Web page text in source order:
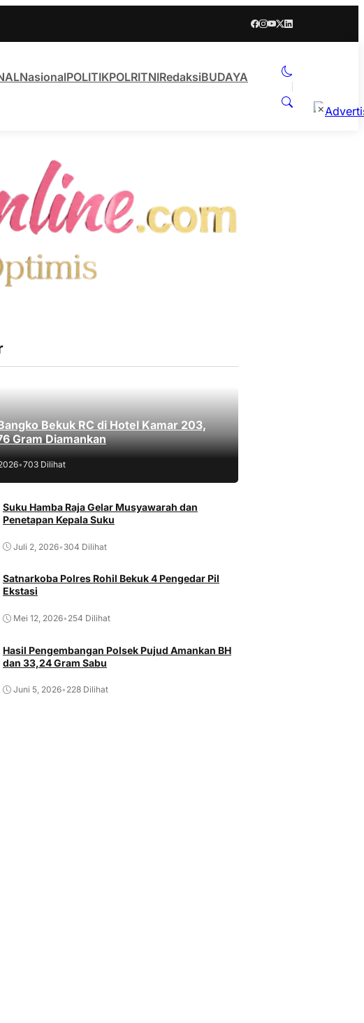
NasionalPOLITIKPOLRITNIRedaksiBUDAYA
Bekuk RC di Hotel Kamar 203,
Gram Diamankan
•703 Dilihat
Suku Hamba Raja Gelar Musyawarah dan
Penetapan Kepala Suku
Juli 2, 2026• 304 Dilihat
Satnarkoba Polres Rohil Bekuk 4 Pengedar Pil
Ekstasi
Mei 12, 2026• 254 Dilihat
Hasil Pengembangan Polsek Pujud Amankan BH
dan 33,24 Gram Sabu
Juni 5, 2026• 228 Dilihat
×